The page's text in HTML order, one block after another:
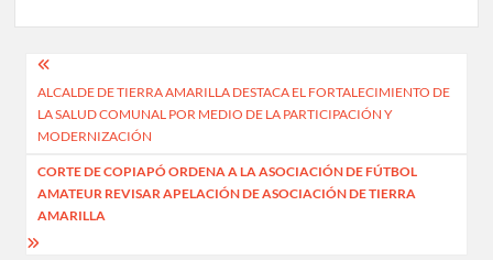
Navegación
de
entradas
ALCALDE DE TIERRA AMARILLA DESTACA EL FORTALECIMIENTO DE
LA SALUD COMUNAL POR MEDIO DE LA PARTICIPACIÓN Y
MODERNIZACIÓN
CORTE DE COPIAPÓ ORDENA A LA ASOCIACIÓN DE FÚTBOL
AMATEUR REVISAR APELACIÓN DE ASOCIACIÓN DE TIERRA
AMARILLA